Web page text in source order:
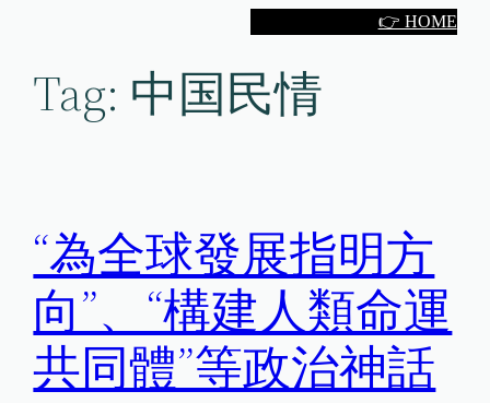
👉 HOME
Tag: 中国民情
“為全球發展指明方
向”、“構建人類命運
共同體”等政治神話